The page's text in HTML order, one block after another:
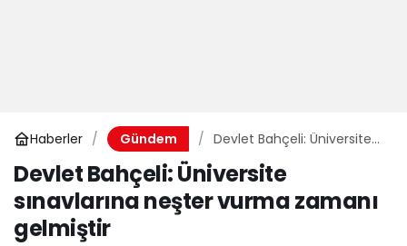
Haberler Gündem
Devlet Bahçeli: Üniversite
zamanı gelmiştir
Devlet Bahçeli: Üniversite
sınavlarına neşter vurma zamanı
gelmiştir